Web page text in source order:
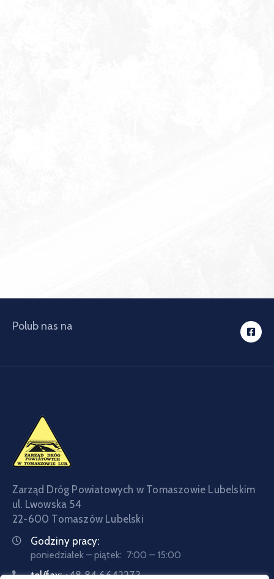
Polub nas na
Zarząd Dróg Powiatowych w Tomaszowie Lubelskim
ul. Lwowska 54
22-600 Tomaszów Lubelski
Godziny pracy:
poniedziałek – piątek: 7:00 – 15:00
tel/fax:+48 84 6642273